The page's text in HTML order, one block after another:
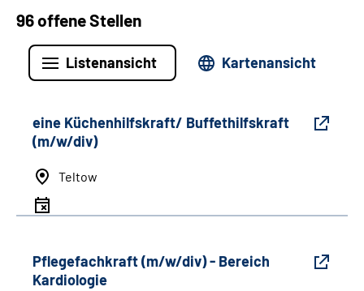
96 offene Stellen
Listenansicht Kartenansicht
eine Küchenhilfskraft/ Buffethilfskraft
(m/w/div)
Teltow
Pflegefachkraft (m/w/div) - Bereich
Kardiologie